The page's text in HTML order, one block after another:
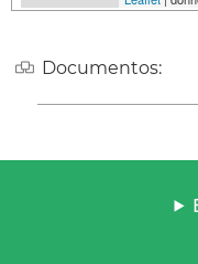
Documentos: